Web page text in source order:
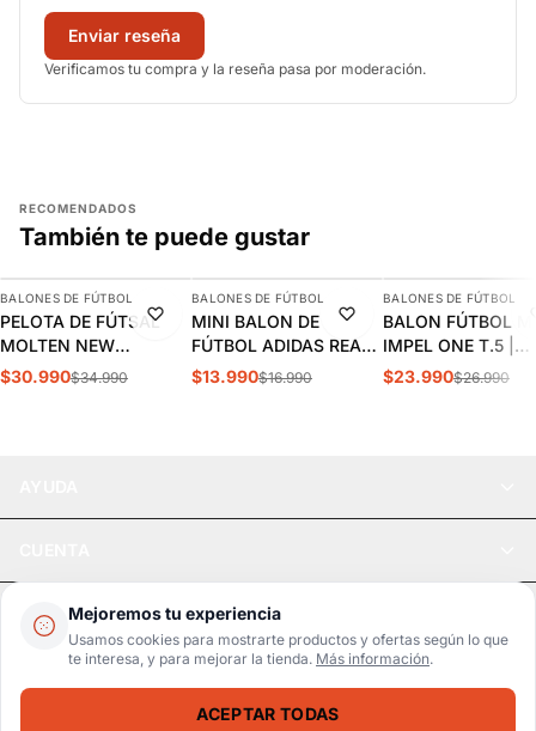
Mejoremos tu experiencia
Usamos cookies para mostrarte productos y ofertas según lo que
te interesa, y para mejorar la tienda. Más información.
ACEPTAR TODAS
Enviar reseña
Verificamos tu compra y la reseña pasa por moderación.
RECOMENDADOS
También te puede gustar
-11%
AGREGAR
BALONES DE FÚTBOL
PELOTA DE FÚTSAL
MOLTEN NEW
VANTAGGIO 1900 N°4 |
$30.990$34.990
-18%
AGREGAR
BALONES DE FÚTBOL
MINI BALON DE
FÚTBOL ADIDAS REAL
MADRID JN7306
$13.990$16.990
-11%
BALONES DE FÚTBOL
BALON FÚTBOL
IMPEL ONE T.5 |
MI37451
$23.990$26.990
LEGAL
Pago seguro SSL / Datos protegidos
Realsport © 2026